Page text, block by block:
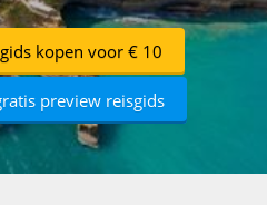
kopen voor € 10
preview reisgids